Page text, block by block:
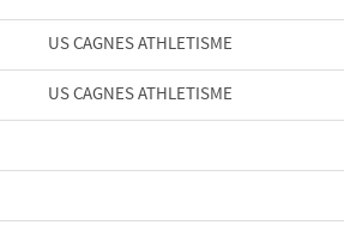
US CAGNES ATHLETISME
US CAGNES ATHLETISME